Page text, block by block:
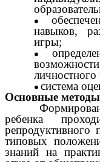
навыков,
игры;
личностного
система
Основные
ребенка
репродуктивного
типовых
знаний на